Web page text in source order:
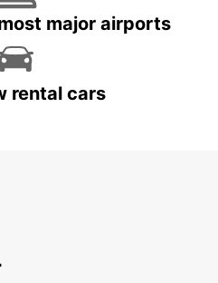
major airports
rental cars